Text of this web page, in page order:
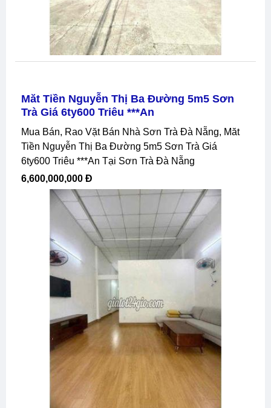
Măt Tiền Nguyễn Thị Ba Đường 5m5 Sơn
Trà Giá 6ty600 Triêu ***an
Mua Bán, Rao Vặt Bán Nhà Sơn Trà Đà Nẵng, Măt
Tiền Nguyễn Thị Ba Đường 5m5 Sơn Trà Giá
6ty600 Triêu ***an Tại Sơn Trà Đà Nẵng
6,600,000,000 Đ